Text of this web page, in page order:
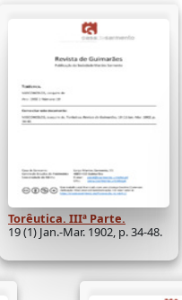
Torêutica. IIIª Parte.
19 (1) Jan.-Mar. 1902, p. 34-48.